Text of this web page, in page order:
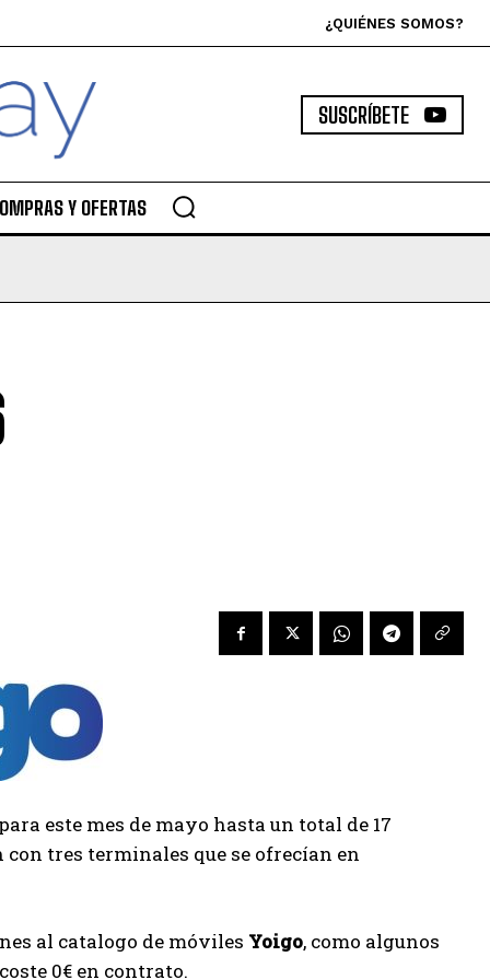
¿QUIÉNES SOMOS?
SUSCRÍBETE
Y OFERTAS
para este mes de mayo hasta un total de 17
tres terminales que se ofrecían en
al catalogo de móviles Yoigo, como algunos
0€ en contrato.